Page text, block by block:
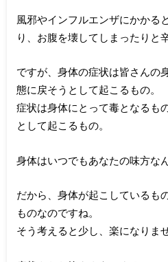
風邪やインフルエンザにかかる
り、お腹を壊してしまったりと
ですが、身体の症状は皆さんの
態に戻そうとして起こるもの。
症状は身体にとって毒となるも
として起こるもの。
身体はいつでもあなたの味方なん
だから、身体が起こしているも
ものなのですね。
そう考えると少し、楽になりま